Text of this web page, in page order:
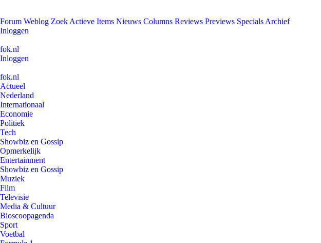
Forum Weblog Zoek Actieve Items Nieuws Columns Reviews Previews Specials Archief
Inloggen
fok.nl
Inloggen
fok.nl
Actueel
Nederland
Internationaal
Economie
Politiek
Tech
Showbiz en Gossip
Opmerkelijk
Entertainment
Showbiz en Gossip
Muziek
Film
Televisie
Media & Cultuur
Bioscoopagenda
Sport
Voetbal